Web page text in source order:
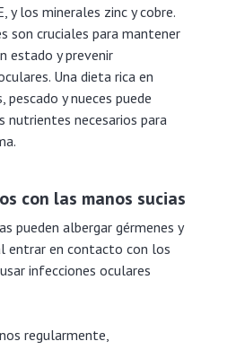
y los minerales zinc y cobre.
son cruciales para mantener
estado y prevenir
Una dieta rica en
pescado y nueces puede
nutrientes necesarios para
con las manos sucias
pueden albergar gérmenes y
entrar en contacto con los
infecciones oculares
regularmente,